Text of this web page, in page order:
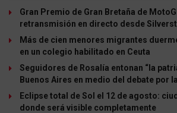
Gran Premio de Gran Bretaña de
retransmisión en directo desde
Más de cien menores migrantes
en un colegio habilitado en Ceuta
Seguidores de Rosalía entonan “la
Buenos Aires en medio del debate por
Eclipse total de Sol el 12 de agosto:
donde será visible completamente